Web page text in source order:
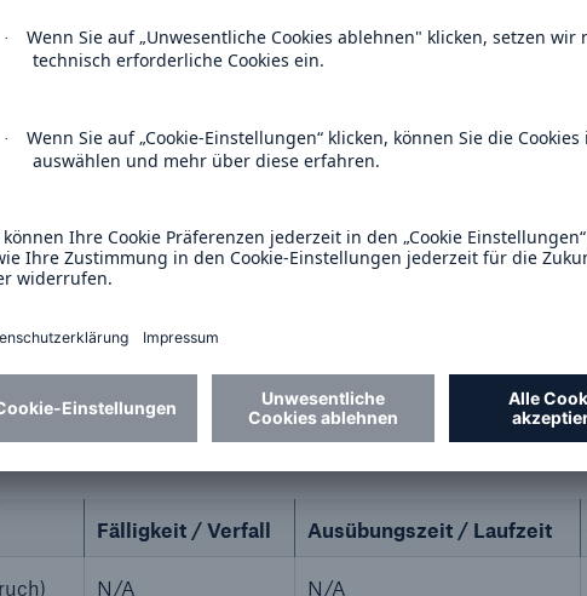
in %
WpHG)
(§ 34 WpHG)
(§ 33
19 0,00%
Abs. 1 Nr. 1 WpHG
Fälligkeit / Verfall Ausübungszeit / Laufzeit
N/A N/A